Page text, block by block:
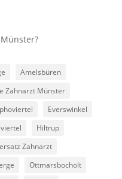
Amelsbüren
Zahnarzt Münster
Everswinkel
Hiltrup
Zahnarzt
Ottmarsbocholt